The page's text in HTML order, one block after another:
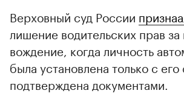
Верховный суд России
лишение водительских прав за
вождение, когда личность
была установлена только с
подтверждена документами.